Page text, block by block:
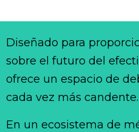
Diseñado para
sobre el futuro del
ofrece un espacio de
cada vez más candente.
En un ecosistema de